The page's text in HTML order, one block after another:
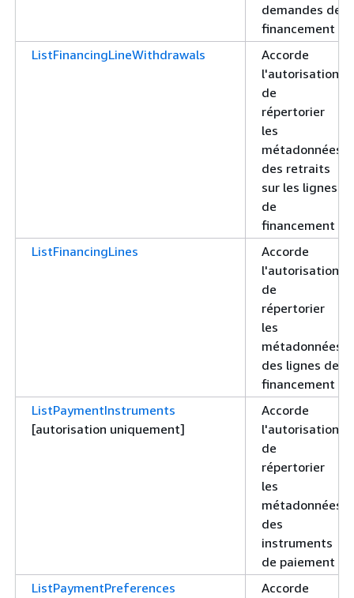
demandes de
financement
ListFinancingLineWithdrawals
Accorde
l'autorisation
de
répertorier
les
métadonnées
des retraits
sur les lignes
de
financement
ListFinancingLines
Accorde
l'autorisation
de
répertorier
les
métadonnées
des lignes de
financement
ListPaymentInstruments
[autorisation uniquement]
Accorde
l'autorisation
de
répertorier
les
métadonnées
des
instruments
de paiement
ListPaymentPreferences
Accorde